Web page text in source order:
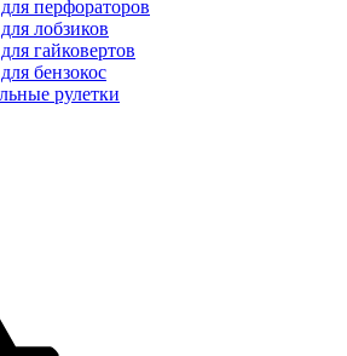
перфораторов
лобзиков
гайковертов
бензокос
рулетки